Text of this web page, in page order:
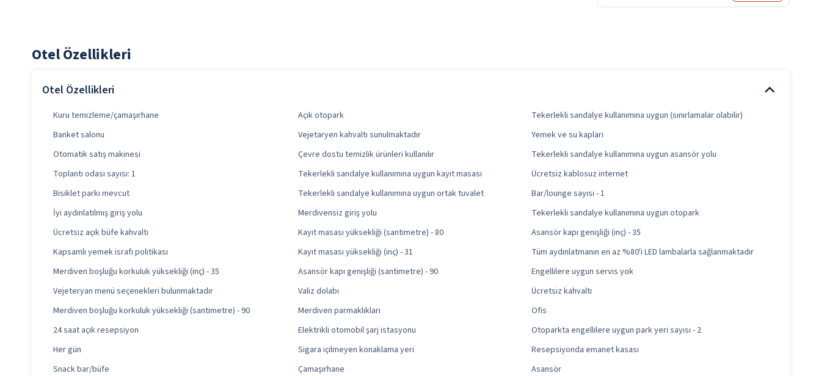
Otel Özellikleri
Otel Özellikleri
Kuru temizleme/çamaşırhane Açık otopark
Tekerlekli sandalye kullanımına uygun (sınırlamalar olabilir)
Banket salonu
Vejetaryen kahvaltı sunulmaktadır
Yemek ve su kapları
Otomatik satış makinesi
Çevre dostu temizlik ürünleri kullanılır
Tekerlekli sandalye kullanımına uygun asansör yolu
Toplantı odası sayısı: 1
Tekerlekli sandalye kullanımına uygun kayıt masası
Ücretsiz kablosuz internet
Bisiklet parkı mevcut
Tekerlekli sandalye kullanımına uygun ortak tuvalet
Bar/lounge sayısı - 1
İyi aydınlatılmış giriş yolu
Merdivensiz giriş yolu
Tekerlekli sandalye kullanımına uygun otopark
Ücretsiz açık büfe kahvaltı
Kayıt masası yüksekliği (santimetre) - 80
Asansör kapı genişliği (inç) - 35
Kapsamlı yemek israfı politikası
Kayıt masası yüksekliği (inç) - 31
Tüm aydınlatmanın en az %80'i LED lambalarla sağlanmaktadır
Merdiven boşluğu korkuluk yüksekliği (inç) - 35
Asansör kapı genişliği (santimetre) - 90
Engellilere uygun servis yok
Vejeteryan menü seçenekleri bulunmaktadır
Valiz dolabı
Ücretsiz kahvaltı
Merdiven boşluğu korkuluk yüksekliği (santimetre) - 90
Merdiven parmaklıkları
Ofis
24 saat açık resepsiyon
Elektrikli otomobil şarj istasyonu
Otoparkta engellilere uygun park yeri sayısı - 2
Her gün
Sigara içilmeyen konaklama yeri
Resepsiyonda emanet kasası
Snack bar/büfe
Çamaşırhane
Asansör